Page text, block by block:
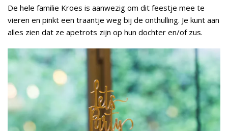
De hele familie Kroes is aanwezig om dit feestje mee te
vieren en pinkt een traantje weg bij de onthulling. Je kunt aan
alles zien dat ze apetrots zijn op hun dochter en/of zus.